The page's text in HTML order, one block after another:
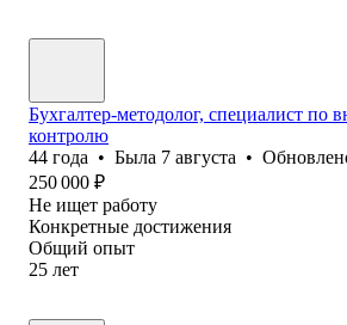
Бухгалтер-методолог, специалист по
контролю
44 года • Была 7 августа •
250 000 ₽
Не ищет работу
Конкретные достижения
Общий опыт
25 лет